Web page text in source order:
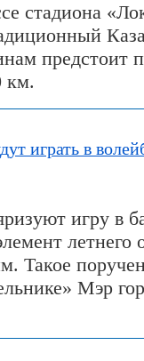
стадиона
предстоит
км.
играть в
игру в
летнего
Такое
Мэр